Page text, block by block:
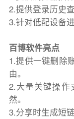
2.提供登录历史
3.针对低配设备
百博软件亮点
1.提供一键删除
由。
2.大量关键操作
然。
3.分享时生成短